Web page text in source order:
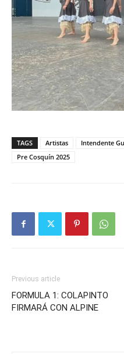
TAGS Artistas Intendente
Pre Cosquín 2025
Previous article
FORMULA 1: COLAPINTO
FIRMARÁ CON ALPINE